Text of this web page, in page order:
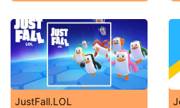
JustFall.LOL